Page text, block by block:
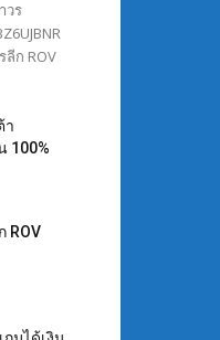
วร
ก ROV
า
100%
ROV